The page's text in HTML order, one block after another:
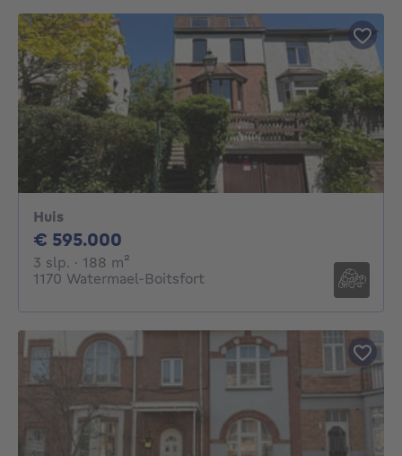
Huis
€ 595.000
3 slp. 3 slaapkamers
· 188 m²
1170 Watermael-Boitsfort